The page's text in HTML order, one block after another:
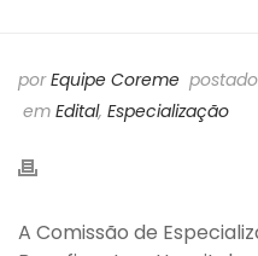
porEquipe Coreme postado
em Edital, Especialização
A Comissão de